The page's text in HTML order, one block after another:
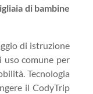
di bambine
di istruzione
uso comune per
Tecnologia
il CodyTrip